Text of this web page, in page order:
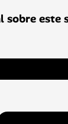
sobre este